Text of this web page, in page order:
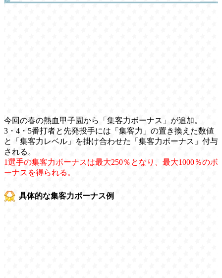
今回の春の熱血甲子園から「集客力ボーナス」が追加。
3・4・5番打者と先発投手には「集客力」の置き換えた数値
と「集客力レベル」を掛け合わせた「集客力ボーナス」付与
される。
1選手の集客力ボーナスは最大250％となり、最大1000％のボ
ーナスを得られる。
具体的な集客力ボーナス例